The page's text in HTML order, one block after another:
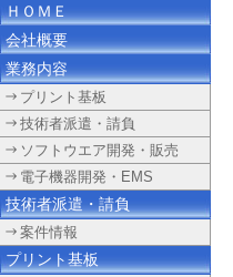
ＨＯＭＥ
会社概要
業務内容
プリント基板
技術者派遣・請負
ソフトウエア開発・販売
電子機器開発・EMS
技術者派遣・請負
案件情報
プリント基板